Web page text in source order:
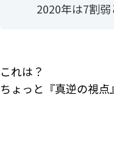
2020年は7割弱
これは？
ちょっと『真逆の視点